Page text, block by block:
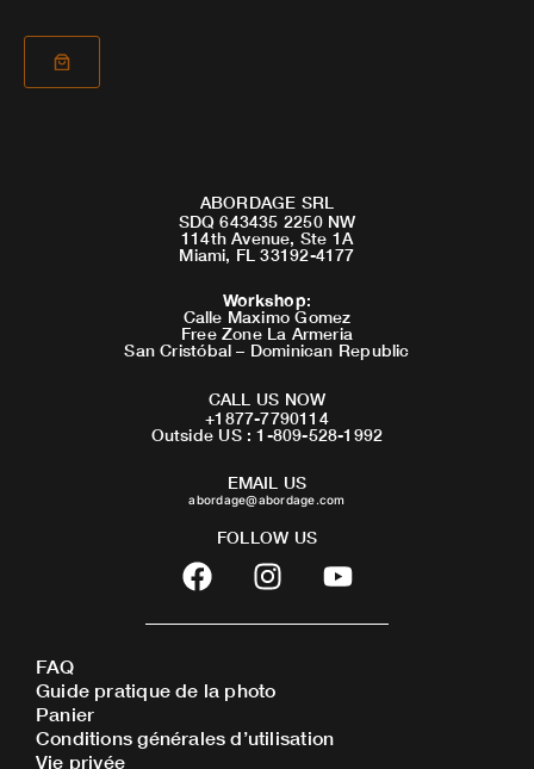
ABORDAGE SRL
SDQ 643435 2250 NW
114th Avenue, Ste 1A
Miami, FL 33192-4177
Workshop:
Calle Maximo Gomez
Free Zone La Armeria
San Cristóbal – Dominican Republic
CALL US NOW
+1877-7790114
Outside US : 1-809-528-1992
EMAIL US
abordage@abordage.com
FOLLOW US
F
a
c
b
o
o
I
n
s
a
g
r
Y
o
u
FAQ
Guide pratique de la photo
Panier
Conditions générales d’utilisation
Vie privée